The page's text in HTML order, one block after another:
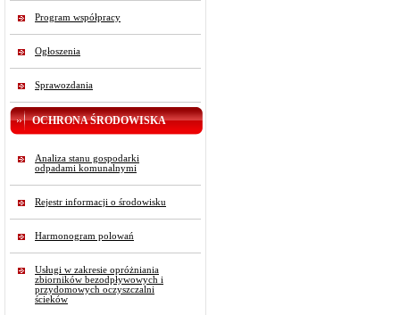
Program współpracy
Ogłoszenia
Sprawozdania
OCHRONA ŚRODOWISKA
Analiza stanu gospodarki
odpadami komunalnymi
Rejestr informacji o środowisku
Harmonogram polowań
Usługi w zakresie opróżniania
zbiorników bezodpływowych i
przydomowych oczyszczalni
ścieków